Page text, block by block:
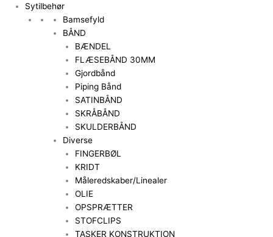
Sytilbehør
Bamsefyld
BÅND
BÆNDEL
FLÆSEBÅND 30MM
Gjordbånd
Piping Bånd
SATINBÅND
SKRÅBÅND
SKULDERBÅND
Diverse
FINGERBØL
KRIDT
Måleredskaber/Linealer
OLIE
OPSPRÆTTER
STOFCLIPS
TASKER KONSTRUKTION